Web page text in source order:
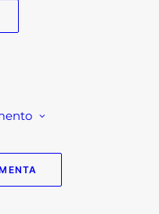
COMPATTA
300
NOLI